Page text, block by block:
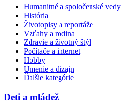
Humanitné a spoločenské vedy
História
Životopisy a reportáže
Vzťahy a rodina
Zdravie a životný štýl
Počítače a internet
Hobby
Umenie a dizajn
Ďalšie kategórie
Deti a mládež